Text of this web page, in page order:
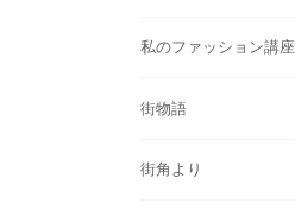
私のファッション講座
街物語
街角より